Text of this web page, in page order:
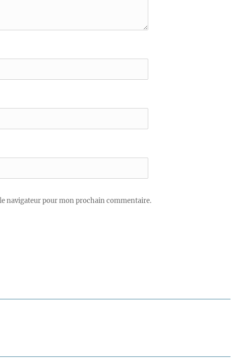
navigateur pour mon prochain commentaire.